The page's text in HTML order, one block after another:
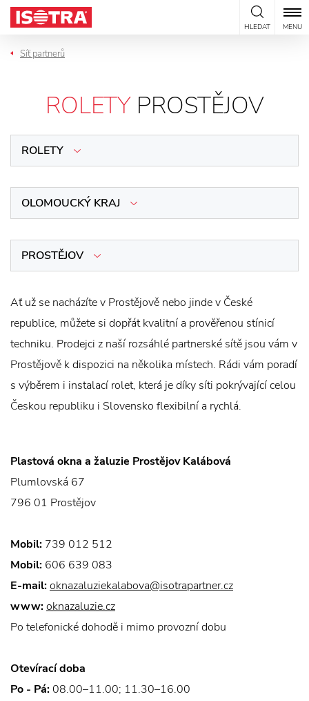
Přeskočit na obsah
HLEDAT MENU
Síť partnerů
ROLETYPROSTĚJOV
ROLETY
OLOMOUCKÝ KRAJ
PROSTĚJOV
Ať už se nacházíte v Prostějově nebo jinde v České
republice, můžete si dopřát kvalitní a prověřenou stínicí
techniku. Prodejci z naší rozsáhlé partnerské sítě jsou vám v
Prostějově k dispozici na několika místech. Rádi vám poradí
s výběrem i instalací rolet, která je díky síti pokrývající celou
Českou republiku i Slovensko flexibilní a rychlá.
Plastová okna a žaluzie Prostějov Kalábová
Plumlovská 67
796 01 Prostějov
Mobil: 739 012 512
Mobil: 606 639 083
E-mail:oknazaluziekalabova@isotrapartner.cz
www:oknazaluzie.cz
Po telefonické dohodě i mimo provozní dobu
Otevírací doba
Po - Pá: 08.00–11.00; 11.30–16.00